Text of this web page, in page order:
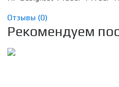
Отзывы (0)
Рекомендуем